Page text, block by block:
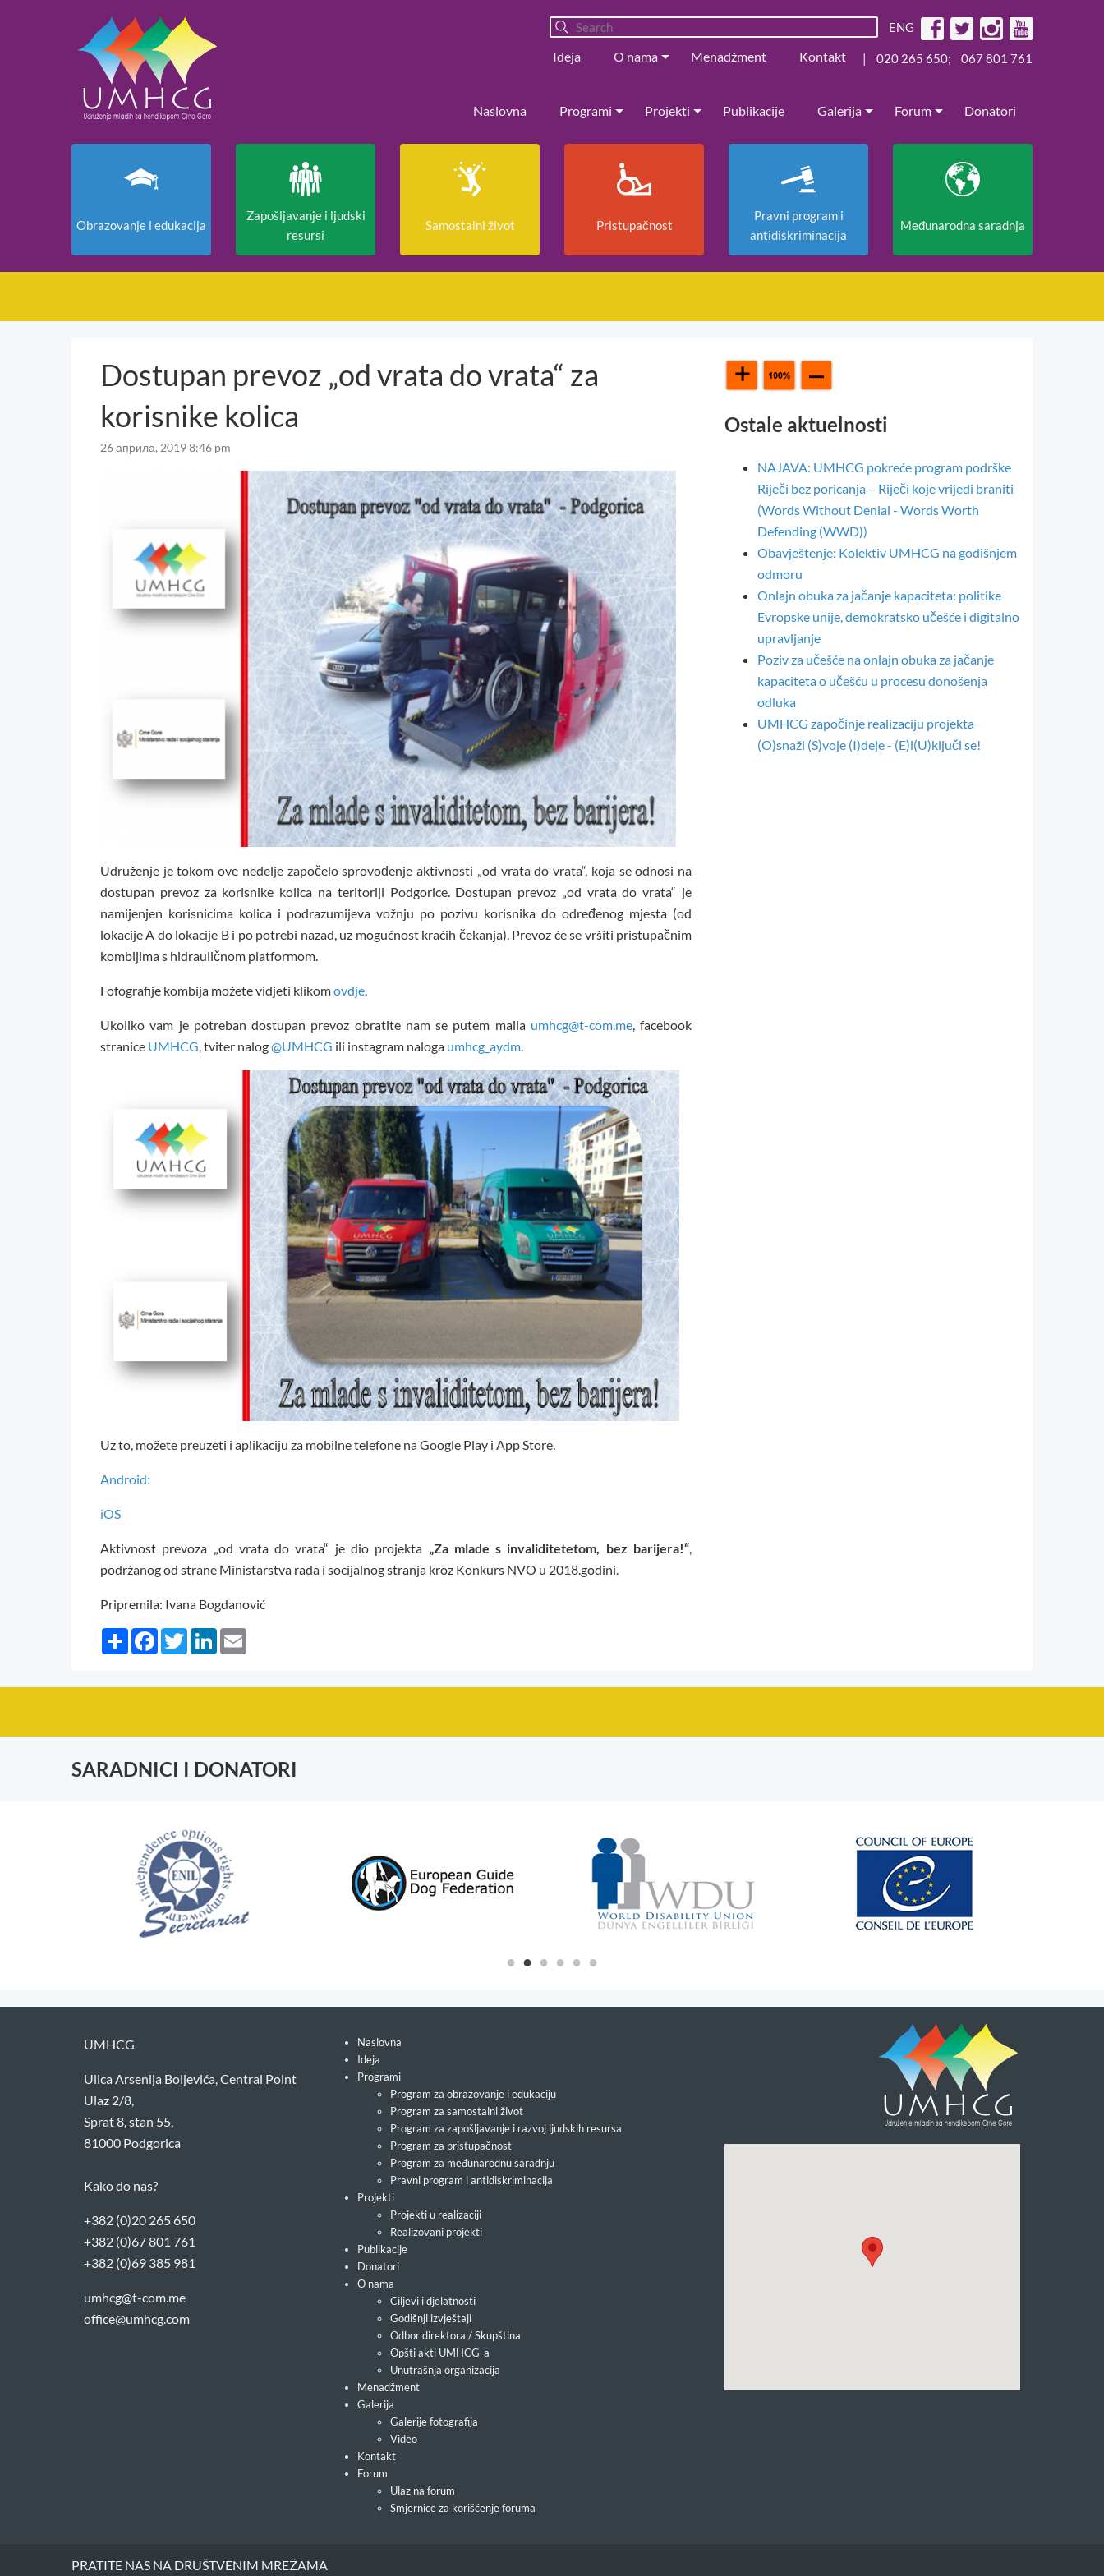
ENG
Ideja O nama Menadžment Kontakt | 020 265 650; 067 801 761
Naslovna Programi Projekti Publikacije Galerija Forum Donatori
Obrazovanje i edukacija
Zapošljavanje i ljudski
resursi
Samostalni život Pristupačnost
Pravni program i
antidiskriminacija
Međunarodna saradnja
Dostupan prevoz „od vrata do vrata“ za
korisnike kolica
26 априла, 2019 8:46 pm
Udruženje je tokom ove nedelje započelo sprovođenje aktivnosti „od vrata do vrata“, koja se odnosi na
dostupan prevoz za korisnike kolica na teritoriji Podgorice. Dostupan prevoz „od vrata do vrata“ je
namijenjen korisnicima kolica i podrazumijeva vožnju po pozivu korisnika do određenog mjesta (od
lokacije A do lokacije B i po potrebi nazad, uz mogućnost kraćih čekanja). Prevoz će se vršiti pristupačnim
kombijima s hidrauličnom platformom.
Fofografije kombija možete vidjeti klikomovdje.
Ukoliko vam je potreban dostupan prevoz obratite nam se putem maila umhcg@t-com.me, facebook
stranice UMHCG, tviter nalog@UMHCG ili instagram naloga umhcg_aydm.
Uz to, možete preuzeti i aplikaciju za mobilne telefone na Google Play i App Store.
Android:
iOS
Aktivnost prevoza „od vrata do vrata“ je dio projekta „Za mlade s invaliditetetom, bez barijera!“,
podržanog od strane Ministarstva rada i socijalnog stranja kroz Konkurs NVO u 2018.godini.
Pripremila: Ivana Bogdanović
Share FacebookTwitterLinkedIn
Ostale aktuelnosti
NAJAVA: UMHCG pokreće program podrške
Riječi bez poricanja – Riječi koje vrijedi braniti
(Words Without Denial - Words Worth
Defending (WWD))
Obavještenje: Kolektiv UMHCG na godišnjem
odmoru
Onlajn obuka za jačanje kapaciteta: politike
Evropske unije, demokratsko učešće i digitalno
upravljanje
Poziv za učešće na onlajn obuka za jačanje
kapaciteta o učešću u procesu donošenja
odluka
UMHCG započinje realizaciju projekta
(O)snaži (S)voje (I)deje - (E)i(U)ključi se!
SARADNICI I DONATORI
UMHCG
Ulica Arsenija Boljevića, Central Point
Ulaz 2/8,
Sprat 8, stan 55,
81000 Podgorica
Kako do nas?
+382 (0)20 265 650
+382 (0)67 801 761
+382 (0)69 385 981
umhcg@t-com.me
office@umhcg.com
Naslovna
Ideja
Programi
Program za obrazovanje i edukaciju
Program za samostalni život
Program za zapošljavanje i razvoj ljudskih resursa
Program za pristupačnost
Program za međunarodnu saradnju
Pravni program i antidiskriminacija
Projekti
Projekti u realizaciji
Realizovani projekti
Publikacije
Donatori
O nama
Ciljevi i djelatnosti
Godišnji izvještaji
Odbor direktora / Skupština
Opšti akti UMHCG-a
Unutrašnja organizacija
Menadžment
Galerija
Galerije fotografija
Video
Kontakt
Forum
Ulaz na forum
Smjernice za korišćenje foruma
PRATITE NAS NA DRUŠTVENIM MREŽAMA